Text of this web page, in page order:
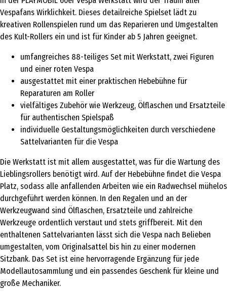
Vespafans Wirklichkeit. Dieses detailreiche Spielset lädt zu
kreativen Rollenspielen rund um das Reparieren und Umgestalten
des Kult-Rollers ein und ist für Kinder ab 5 Jahren geeignet.
umfangreiches 88-teiliges Set mit Werkstatt, zwei Figuren
und einer roten Vespa
ausgestattet mit einer praktischen Hebebühne für
Reparaturen am Roller
vielfältiges Zubehör wie Werkzeug, Ölflaschen und Ersatzteile
für authentischen Spielspaß
individuelle Gestaltungsmöglichkeiten durch verschiedene
Sattelvarianten für die Vespa
Die Werkstatt ist mit allem ausgestattet, was für die Wartung des
Lieblingsrollers benötigt wird. Auf der Hebebühne findet die Vespa
Platz, sodass alle anfallenden Arbeiten wie ein Radwechsel mühelos
durchgeführt werden können. In den Regalen und an der
Werkzeugwand sind Ölflaschen, Ersatzteile und zahlreiche
Werkzeuge ordentlich verstaut und stets griffbereit. Mit den
enthaltenen Sattelvarianten lässt sich die Vespa nach Belieben
umgestalten, vom Originalsattel bis hin zu einer modernen
Sitzbank. Das Set ist eine hervorragende Ergänzung für jede
Modellautosammlung und ein passendes Geschenk für kleine und
große Mechaniker.